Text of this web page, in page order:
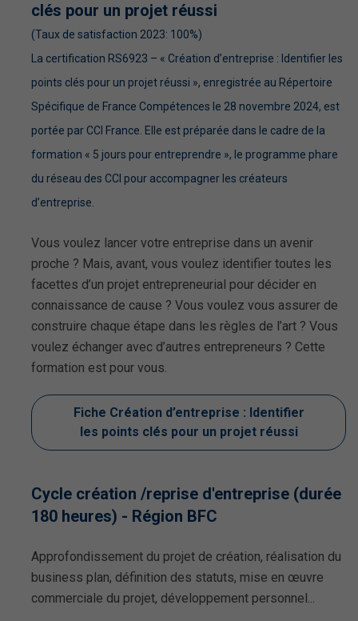
clés pour un projet réussi
(Taux de satisfaction 2023: 100%)
La certification RS6923 – « Création d’entreprise : Identifier les
points clés pour un projet réussi », enregistrée au Répertoire
Spécifique de France Compétences le 28 novembre 2024, est
portée par CCI France. Elle est préparée dans le cadre de la
formation « 5 jours pour entreprendre », le programme phare
du réseau des CCI pour accompagner les créateurs
d’entreprise.
Vous voulez lancer votre entreprise dans un avenir
proche ? Mais, avant, vous voulez identifier toutes les
facettes d’un projet entrepreneurial pour décider en
connaissance de cause ? Vous voulez vous assurer de
construire chaque étape dans les règles de l’art ? Vous
voulez échanger avec d’autres entrepreneurs ? Cette
formation est pour vous.
Fiche Création d’entreprise : Identifier
les points clés pour un projet réussi
Cycle création /reprise d'entreprise (durée
180 heures) - Région BFC
Approfondissement du projet de création, réalisation du
business plan, définition des statuts, mise en œuvre
commerciale du projet, développement personnel...